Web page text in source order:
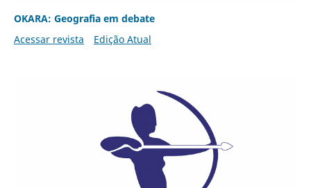
OKARA: Geografia em debate
Acessar revista
Edição Atual